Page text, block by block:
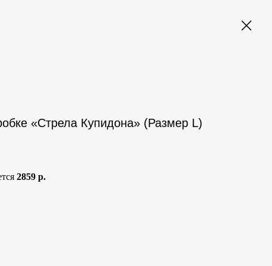
«Стрела Купидона» (Размер L)
2859 р.